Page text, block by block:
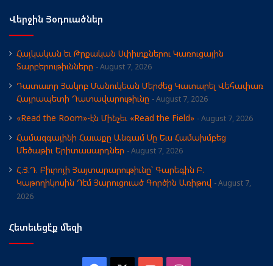
Վերջին Յօդուածներ
Հայկական եւ Թրքական Սփիւռքներու Կառուցային
Տարբերութիւնները
August 7, 2026
Դատաւոր Յակոբ Մանուկեան Մերժեց Կատարել Վեհափառ
Հայրապետի Դատավարութիւնը
August 7, 2026
«Read the Room»-էն Մինչեւ «Read the Field» August 7, 2026
Համազգայինի Հաւաքը Անգամ Մը Եւս Համախմբեց
Մեծաթիւ Երիտասարդներ
August 7, 2026
Հ.Յ.Դ. Բիւրոյի Յայտարարութիւնը՝ Գարեգին Բ.
Կաթողիկոսին Դէմ Յարուցուած Գործին Առիթով
August 7,
2026
Հետեւեցէ՛ք մեզի